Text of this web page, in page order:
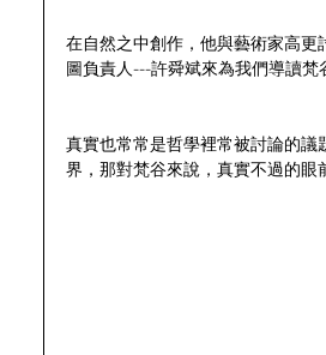
在自然之中創作，他與藝術家高
圖負責人---許舜斌來為我們導讀梵
真實也常常是哲學裡常被討論的
界，那對梵谷來說，真實不過的眼